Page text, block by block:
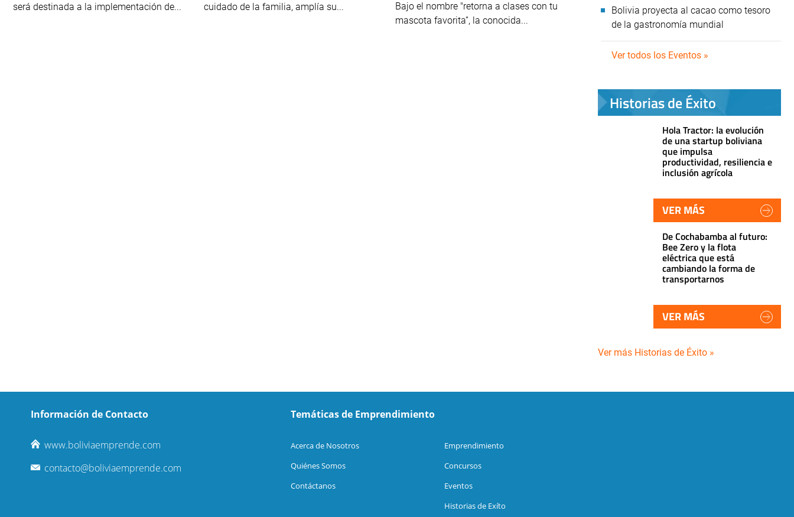
será destinada a la implementación de...
cuidado de la familia, amplía su...
Bajo el nombre "retorna a clases con tu
mascota favorita”, la conocida...
Bolivia proyecta al cacao como tesoro
de la gastronomía mundial
Ver todos los Eventos »
Historias de Éxito
Hola Tractor: la evolución
de una startup boliviana
que impulsa
productividad, resiliencia e
inclusión agrícola
VER MÁS
De Cochabamba al futuro:
Bee Zero y la flota
eléctrica que está
cambiando la forma de
transportarnos
VER MÁS
Ver más Historias de Éxito »
Información de Contacto
www.boliviaemprende.com
contacto@boliviaemprende.com
Temáticas de Emprendimiento
Acerca de Nosotros
Quiénes Somos
Contáctanos
Emprendimiento
Concursos
Eventos
Historias de Exíto